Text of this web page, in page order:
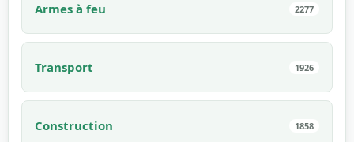
Armes à feu 2277
Transport 1926
Construction 1858